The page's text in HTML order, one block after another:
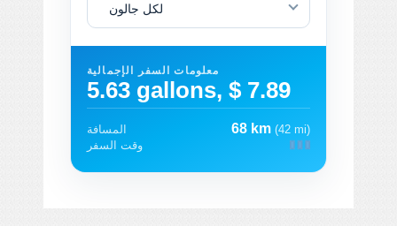
لكل جالون
معلومات السفر الإجمالية
5.63 gallons, $ 7.89
المسافة 68 km (42 mi)
وقت السفر